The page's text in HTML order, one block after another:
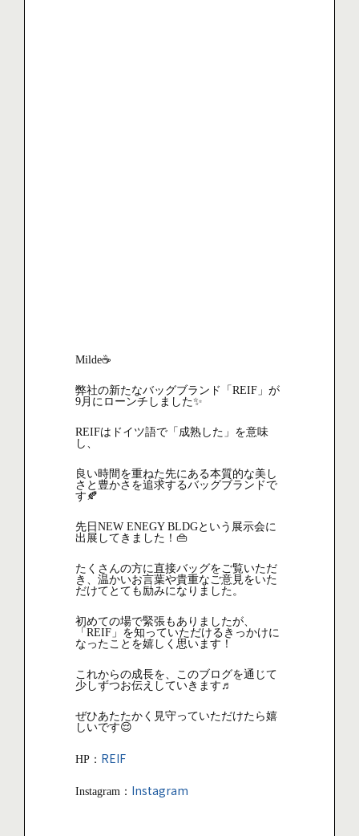
Milde☕
弊社の新たなバッグブランド「REIF」が
9月にローンチしました✨
REIFはドイツ語で「成熟した」を意味
し、
良い時間を重ねた先にある本質的な美し
さと豊かさを追求するバッグブランドで
す🍂
先日NEW ENEGY BLDGという展示会に
出展してきました！👜
たくさんの方に直接バッグをご覧いただ
き、温かいお言葉や貴重なご意見をいた
だけてとても励みになりました。
初めての場で緊張もありましたが、
「REIF」を知っていただけるきっかけに
なったことを嬉しく思います！
これからの成長を、このブログを通じて
少しずつお伝えしていきます♬
ぜひあたたかく見守っていただけたら嬉
しいです😌
HP： REIF
Instagram： Instagram